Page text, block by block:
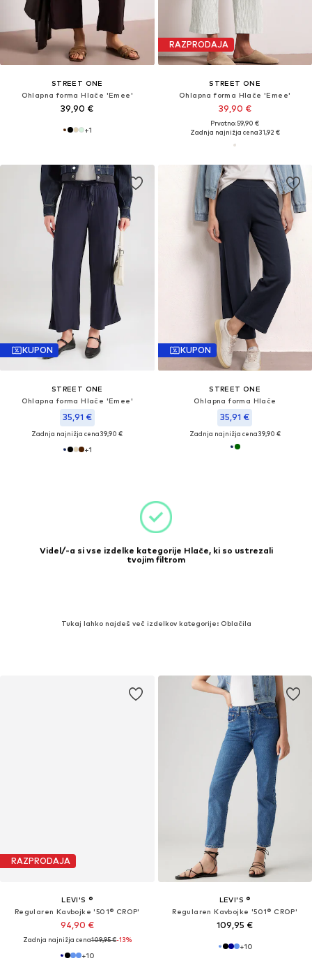
STREET ONE
Ohlapna forma Hlače 'Emee'
39,90 €
+1
RAZPRODAJA
STREET ONE
Ohlapna forma Hlače 'Emee'
39,90 €
Prvotno: 59,90 €
Zadnja najnižja cena31,92 €
KUPON
STREET ONE
Ohlapna forma Hlače 'Emee'
35,91 €
Zadnja najnižja cena39,90 €
+1
KUPON
STREET ONE
Ohlapna forma Hlače
35,91 €
Zadnja najnižja cena39,90 €
Videl/-a si vse izdelke kategorije Hlače, ki so ustrezali
tvojim filtrom
Tukaj lahko najdeš več izdelkov kategorije: Oblačila
RAZPRODAJA
LEVI'S ®
Regularen Kavbojke '501® CROP'
94,90 €
Zadnja najnižja cena109,95 €-13%
+10
LEVI'S ®
Regularen Kavbojke '501® CROP'
109,95 €
+10